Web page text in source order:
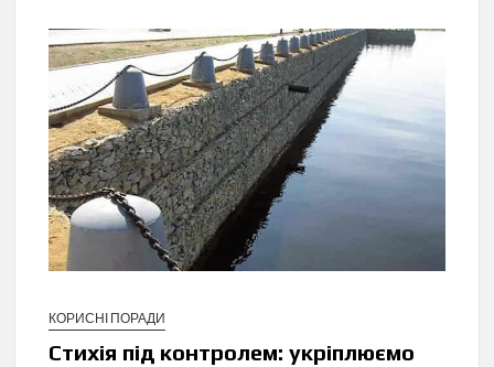
КОРИСНІ ПОРАДИ
Стихія під контролем: укріплюємо